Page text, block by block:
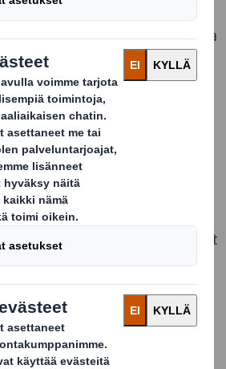
ja muiden tuoretuotteiden
että tuote säilyy tuoreena
ajan. DS Smithin
kuten vihanneslaatikot ja
juuri tätä varten: ne
aikana, helpottavat
että tuotteet päätyvät
mahdollisessa kunnossa.
merkittävä rooli myynnissä
pakkaus tuo tuotteet
ja auttaa niitä